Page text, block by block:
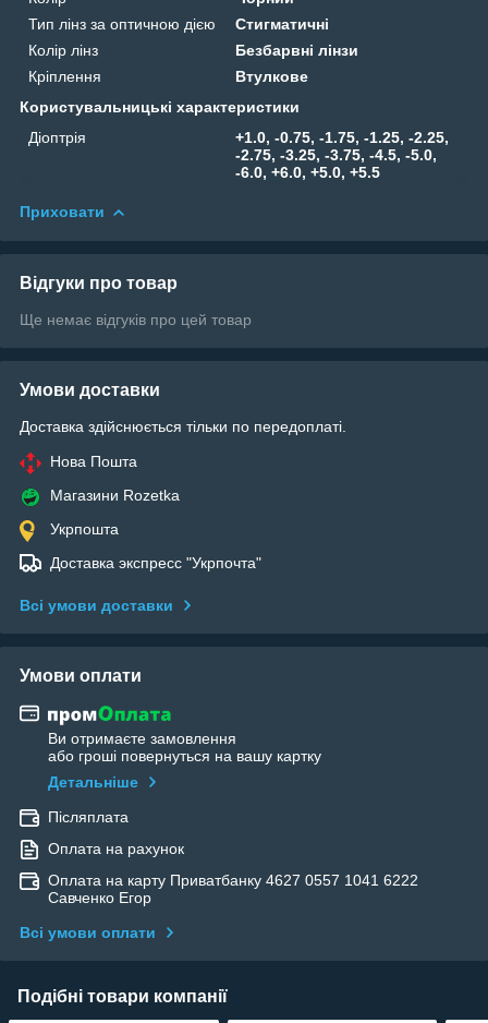
Тип лінз за оптичною дією
Стигматичні
Колір лінз
Безбарвні лінзи
Кріплення
Втулкове
Користувальницькі характеристики
Діоптрія
+1.0, -0.75, -1.75, -1.25, -2.25,
-2.75, -3.25, -3.75, -4.5, -5.0,
-6.0, +6.0, +5.0, +5.5
Приховати
Відгуки про товар
Ще немає відгуків про цей товар
Умови доставки
Доставка здійснюється тільки по передоплаті.
Нова Пошта
Магазини Rozetka
Укрпошта
Доставка экспресс "Укрпочта"
Всі умови доставки
Умови оплати
Ви отримаєте замовлення
або гроші повернуться на вашу картку
Детальніше
Післяплата
Оплата на рахунок
Оплата на карту Приватбанку 4627 0557 1041 6222
Савченко Егор
Всі умови оплати
Подібні товари компанії